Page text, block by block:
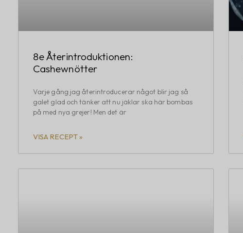
8e Återintroduktionen:
Cashewnötter
Varje gång jag återintroducerar något blir jag så
galet glad och tänker att nu jäklar ska här bombas
på med nya grejer! Men det är
VISA RECEPT »